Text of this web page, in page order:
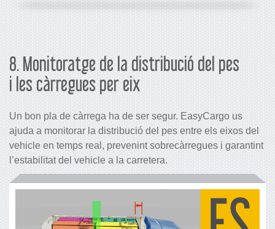
8. Monitoratge de la distribució del pes
i les càrregues per eix
Un bon pla de càrrega ha de ser segur. EasyCargo us
ajuda a monitorar la distribució del pes entre els eixos del
vehicle en temps real, prevenint sobrecàrregues i garantint
l’estabilitat del vehicle a la carretera.